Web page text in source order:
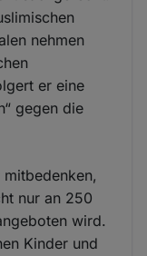
nehmen
er eine
gegen die
nur an 250
wird.
Kinder und